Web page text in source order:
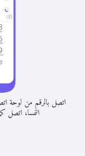
اتصل بالرقم من لوحة
النمسا، اتصل